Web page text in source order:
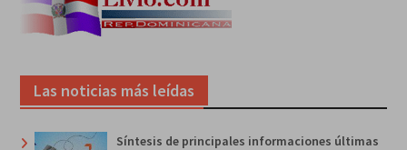
Las noticias más leídas
Síntesis de principales informaciones últimas